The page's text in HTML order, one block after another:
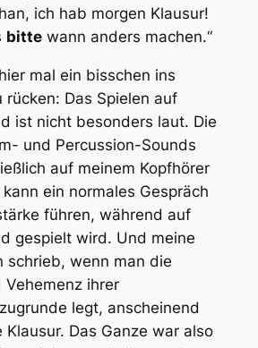
ich hab morgen Klausur!
bittewann anders machen.“
mal ein bisschen ins
rücken: Das Spielen auf
ist nicht besonders laut. Die
und Percussion-Sounds
auf meinem Kopfhörer
ein normales Gespräch
führen, während auf
gespielt wird. Und meine
schrieb, wenn man die
ihrer
legt, anscheinend
Klausur. Das Ganze war also